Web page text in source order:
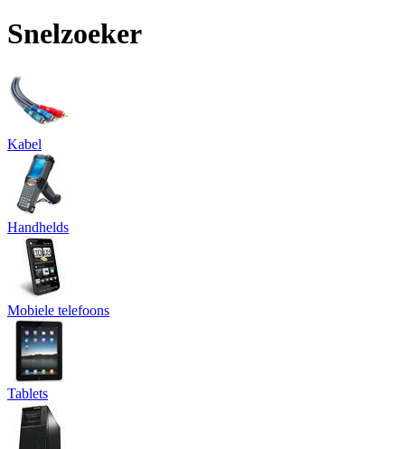
Snelzoeker
Kabel
Handhelds
Mobiele telefoons
Tablets